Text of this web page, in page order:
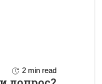
2 min read